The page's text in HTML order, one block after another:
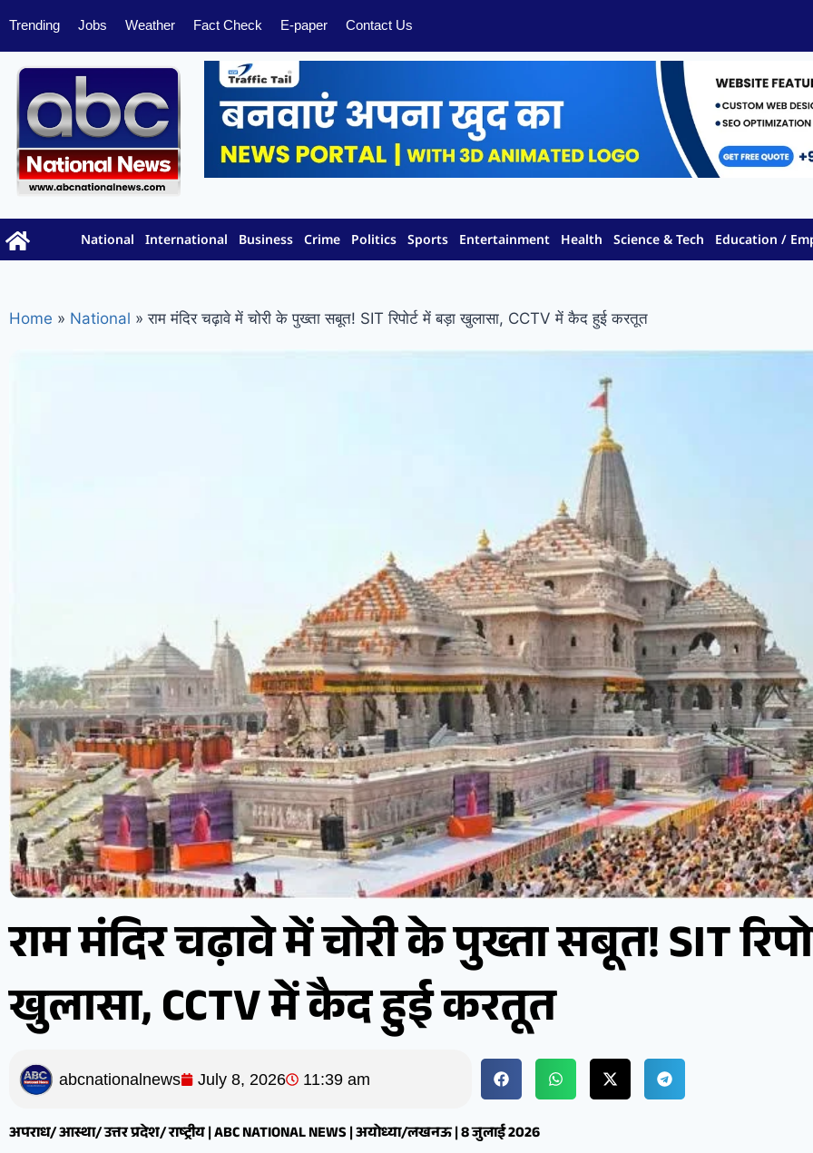
Trending Jobs Weather Fact Check E-paper Contact Us
National International Business Crime Politics Sports Entertainment Health Science & Tech Education /
Home » National » राम मंदिर चढ़ावे में चोरी के पुख्ता सबूत! SIT रिपोर्ट में बड़ा खुलासा, CCTV में कैद हुई करतूत
राम मंदिर चढ़ावे में चोरी के पुख्ता सबूत! SIT
खुलासा, CCTV में कैद हुई करतूत
abcnationalnews July 8, 2026 11:39 am
अपराध/ आस्था/ उत्तर प्रदेश/ राष्ट्रीय | ABC NATIONAL NEWS | अयोध्या/लखनऊ | 8 जुलाई 2026